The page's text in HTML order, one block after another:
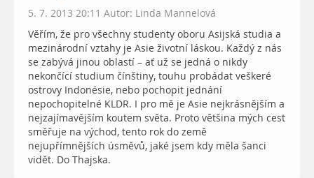
5. 7. 2013 20:11 Autor: Linda Mannelová
Věřím, že pro všechny studenty oboru Asijská studia a
mezinárodní vztahy je Asie životní láskou. Každý z nás
se zabývá jinou oblastí – ať už se jedná o nikdy
nekončící studium čínštiny, touhu probádat veškeré
ostrovy Indonésie, nebo pochopit jednání
nepochopitelné KLDR. I pro mě je Asie nejkrásnějším a
nejzajímavějším koutem světa. Proto většina mých cest
směřuje na východ, tento rok do země
nejupřímnějších úsměvů, jaké jsem kdy měla šanci
vidět. Do Thajska.